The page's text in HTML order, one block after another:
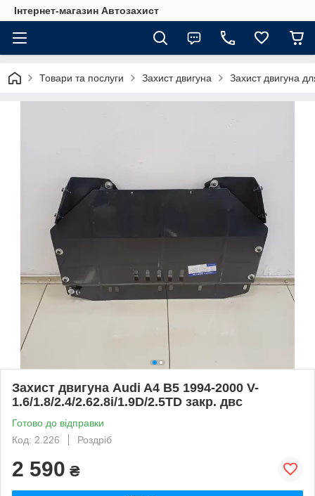
Інтернет-магазин Автозахист
Товари та послуги Захист двигуна Захист двигуна
Захист двигуна Audi A4 В5 1994-2000 V-
1.6/1.8/2.4/2.62.8i/1.9D/2.5TD закр. двс
Готово до відправки
Код: 2.226
Роздріб
2 590 ₴